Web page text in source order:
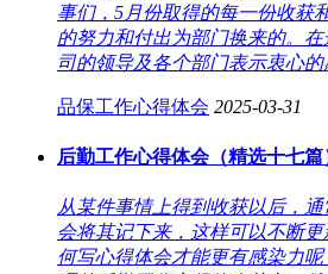
事们，5月份取得的每一份收获
的努力和付出为部门换来的。
司的领导及各个部门表示衷心的
品保工作心得体会 2025-03-31
后勤工作心得体会（精选十七篇
从某件事情上得到收获以后，
会将其记下来，这样可以不断
何写心得体会才能更有感染力